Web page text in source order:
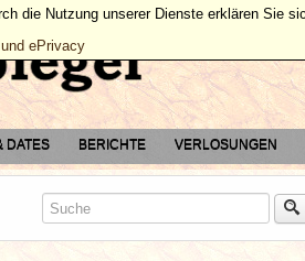
DATES BERICHTE VERLOSUNGEN
die Nutzung unserer Dienste erklären Sie
ePrivacy